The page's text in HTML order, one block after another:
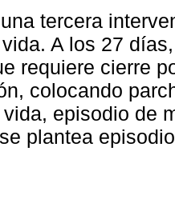
tercera
A los 27
requiere cierre
colocando
episodio de
plantea